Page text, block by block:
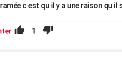
c est qu il y a une raison qu
1